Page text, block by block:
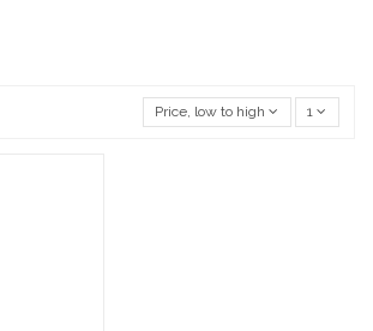
Price, low to high 1